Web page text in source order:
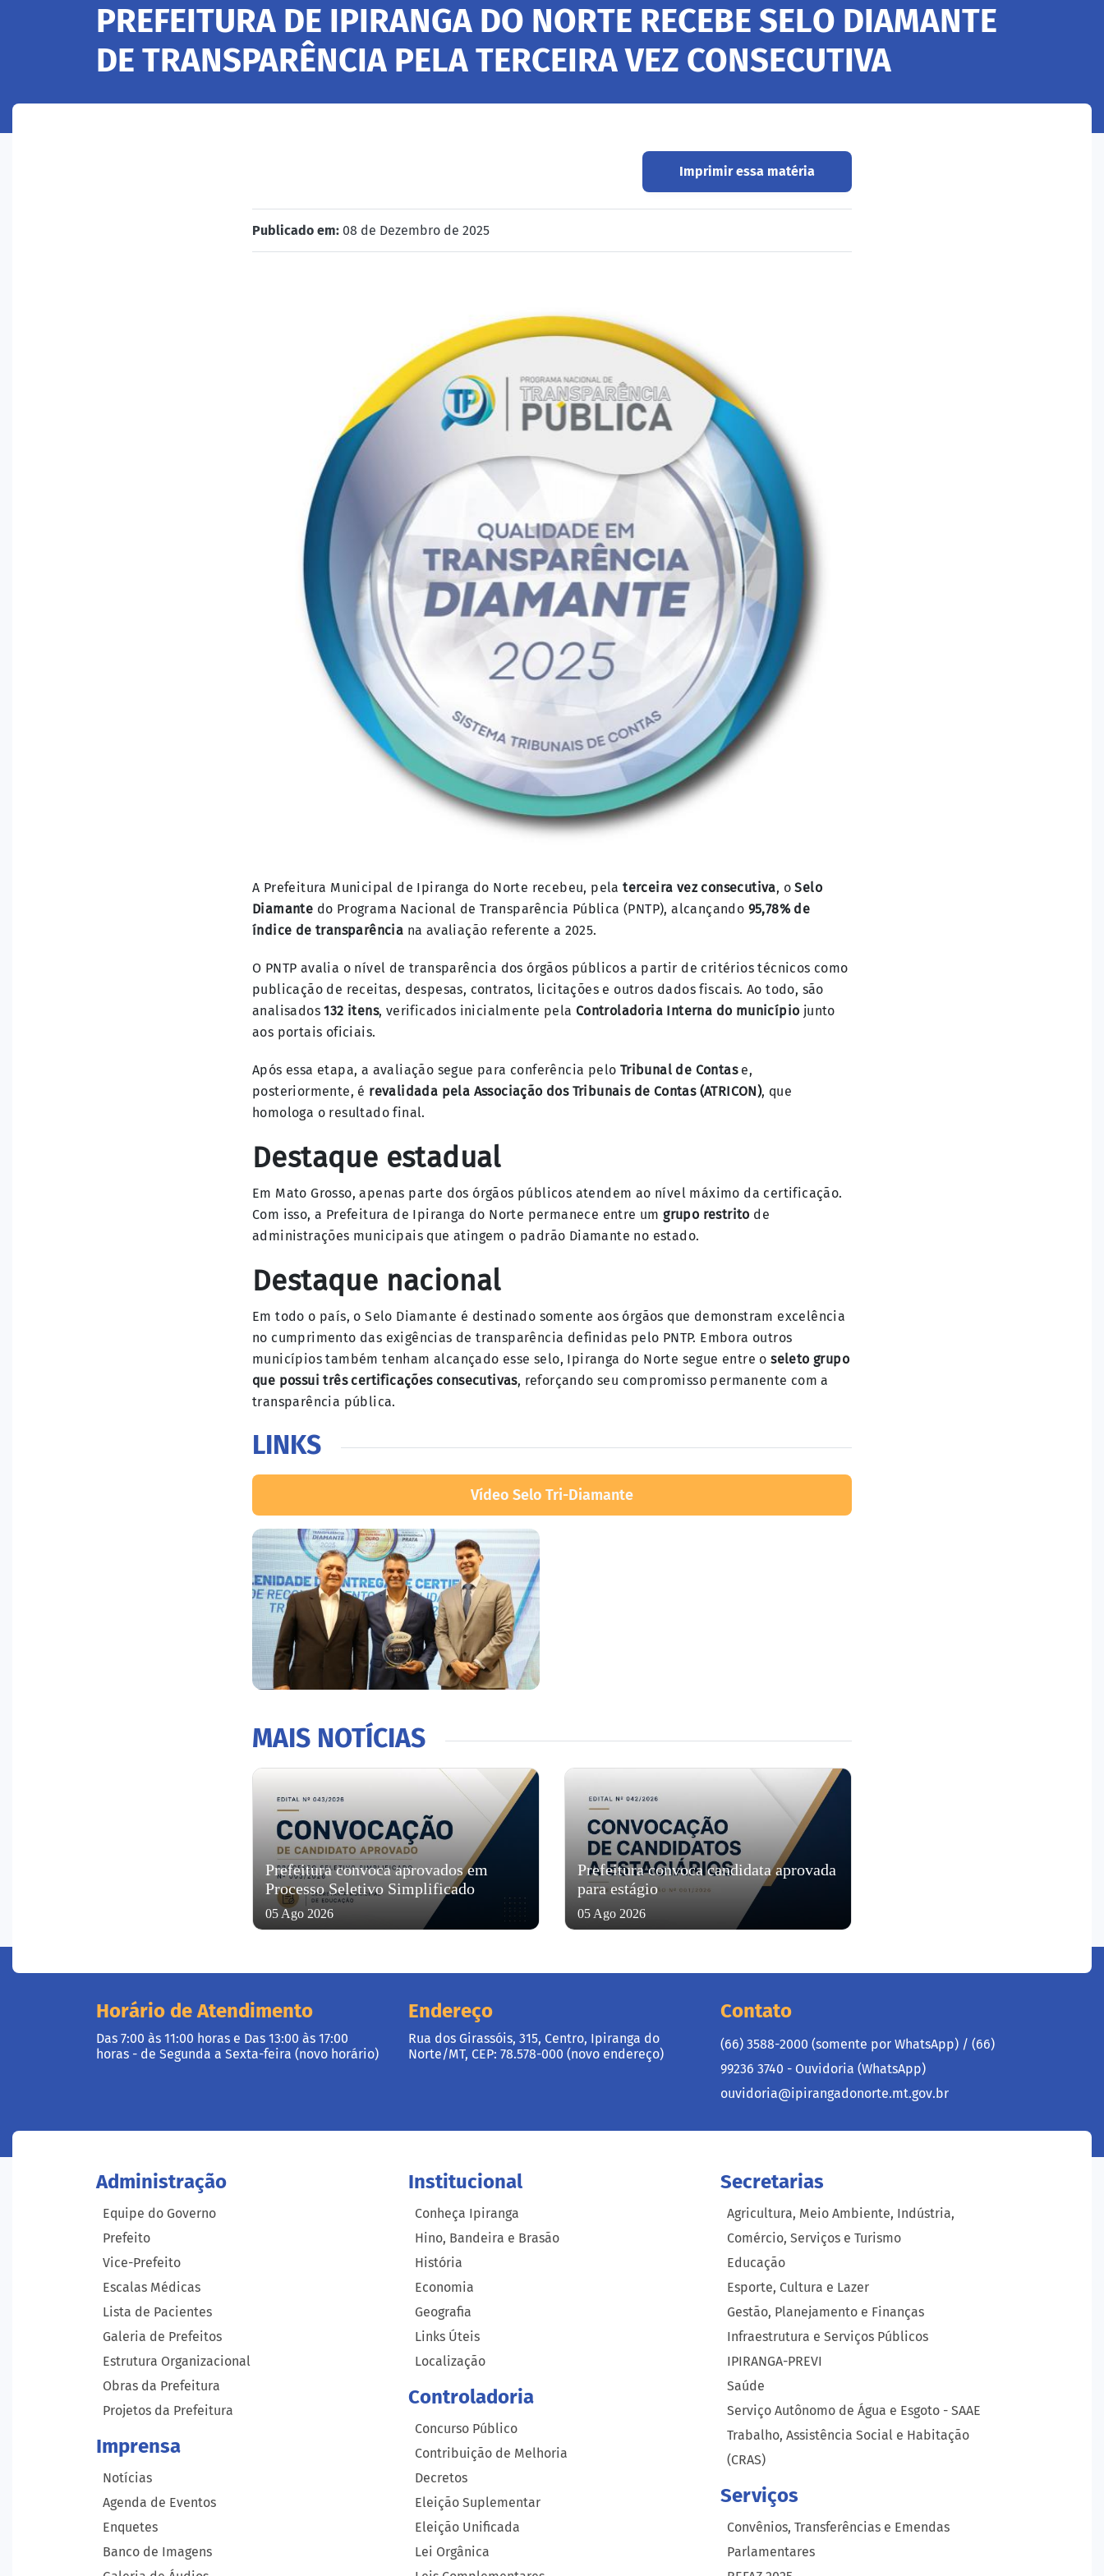
PREFEITURA DE IPIRANGA DO NORTE RECEBE SELO DIAMANTE
DE TRANSPARÊNCIA PELA TERCEIRA VEZ CONSECUTIVA
Imprimir essa matéria
Publicado em: 08 de Dezembro de 2025
A Prefeitura Municipal de Ipiranga do Norte recebeu, pelaterceira vez consecutiva, oSelo
Diamante do Programa Nacional de Transparência Pública (PNTP), alcançando 95,78% de
índice de transparência na avaliação referente a 2025.
O PNTP avalia o nível de transparência dos órgãos públicos a partir de critérios técnicos como
publicação de receitas, despesas, contratos, licitações e outros dados fiscais. Ao todo, são
analisados132 itens, verificados inicialmente pela Controladoria Interna do município junto
aos portais oficiais.
Após essa etapa, a avaliação segue para conferência pelo Tribunal de Contase,
posteriormente, é revalidada pela Associação dos Tribunais de Contas (ATRICON), que
homologa o resultado final.
Destaque estadual
Em Mato Grosso, apenas parte dos órgãos públicos atendem ao nível máximo da certificação.
Com isso, a Prefeitura de Ipiranga do Norte permanece entre umgrupo restrito de
administrações municipais que atingem o padrão Diamante no estado.
Destaque nacional
Em todo o país, o Selo Diamante é destinado somente aos órgãos que demonstram excelência
no cumprimento das exigências de transparência definidas pelo PNTP. Embora outros
municípios também tenham alcançado esse selo, Ipiranga do Norte segue entre oseleto grupo
que possui três certificações consecutivas, reforçando seu compromisso permanente com a
transparência pública.
LINKS
Vídeo Selo Tri-Diamante
MAIS NOTÍCIAS
Prefeitura convoca aprovados em
Processo Seletivo Simplificado
05 Ago 2026
Prefeitura convoca candidata aprovada
para estágio
05 Ago 2026
Horário de Atendimento
Das 7:00 às 11:00 horas e Das 13:00 às 17:00
horas - de Segunda a Sexta-feira (novo horário)
Endereço
Rua dos Girassóis, 315, Centro, Ipiranga do
Norte/MT, CEP: 78.578-000 (novo endereço)
Contato
(66) 3588-2000 (somente por WhatsApp) / (66)
99236 3740 - Ouvidoria (WhatsApp)
ouvidoria@ipirangadonorte.mt.gov.br
Administração
Equipe do Governo
Prefeito
Vice-Prefeito
Escalas Médicas
Lista de Pacientes
Galeria de Prefeitos
Estrutura Organizacional
Obras da Prefeitura
Projetos da Prefeitura
Imprensa
Notícias
Agenda de Eventos
Enquetes
Banco de Imagens
Institucional
Conheça Ipiranga
Hino, Bandeira e Brasão
História
Economia
Geografia
Links Úteis
Localização
Controladoria
Concurso Público
Contribuição de Melhoria
Decretos
Eleição Suplementar
Eleição Unificada
Lei Orgânica
Secretarias
Agricultura, Meio Ambiente, Indústria,
Comércio, Serviços e Turismo
Educação
Esporte, Cultura e Lazer
Gestão, Planejamento e Finanças
Infraestrutura e Serviços Públicos
IPIRANGA-PREVI
Saúde
Serviço Autônomo de Água e Esgoto - SAAE
Trabalho, Assistência Social e Habitação
(CRAS)
Serviços
Convênios, Transferências e Emendas
Parlamentares